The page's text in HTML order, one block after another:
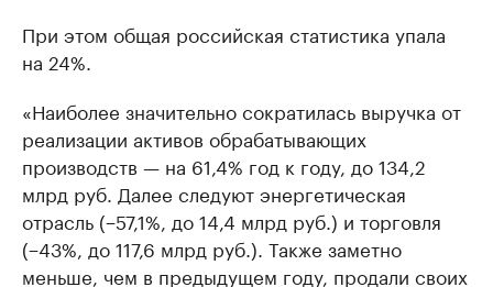
При этом общая российская статистика упала
на 24%.
«Наиболее значительно сократилась выручка от
реализации активов обрабатывающих
производств — на 61,4% год к году, до 134,2
млрд руб. Далее следуют энергетическая
отрасль (−57,1%, до 14,4 млрд руб.) и торговля
(−43%, до 117,6 млрд руб.). Также заметно
меньше, чем в предыдущем году, продали своих